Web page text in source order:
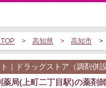
高知県 高知市
｜ドラッグストア（調剤併設
薬局(上町二丁目駅)の薬剤